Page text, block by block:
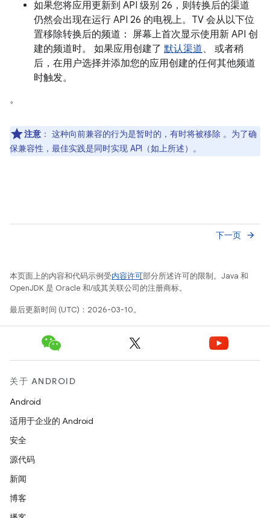
如果您将应用更新到 API 级别 26，则转换后的渠道
仍然会出现在运行 API 26 的电视上。TV 会从以下位
置移除转换后的频道： 屏幕上首次显示使用新 API 创
建的频道时。 如果应用创建了 默认渠道、 或者稍
后，在用户选择并添加您的应用创建的任何其他频道
时触发。
。
注意 ： 这种向前兼容的行为是暂时的，有时将被移除 。为了确
保兼容性，最佳实践是同时实现 API（如上所述）。
下一页 arrow_forward
本页面上的内容和代码示例受内容许可部分所述许可的限制。Java 和
OpenJDK 是 Oracle 和/或其关联公司的注册商标。
最后更新时间 (UTC)：2026-03-10。
关于 ANDROID
Android
适用于企业的 Android
安全
源代码
新闻
博客